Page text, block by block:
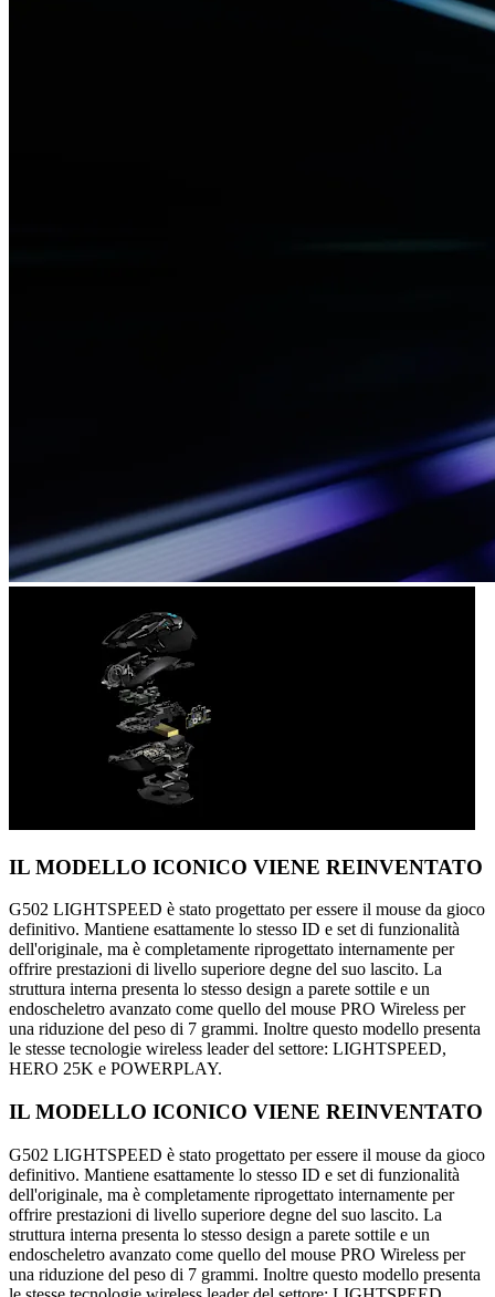
IL MODELLO ICONICO VIENE REINVENTATO
G502 LIGHTSPEED è stato progettato per essere il mouse da gioco
definitivo. Mantiene esattamente lo stesso ID e set di funzionalità
dell'originale, ma è completamente riprogettato internamente per
offrire prestazioni di livello superiore degne del suo lascito. La
struttura interna presenta lo stesso design a parete sottile e un
endoscheletro avanzato come quello del mouse PRO Wireless per
una riduzione del peso di 7 grammi. Inoltre questo modello presenta
le stesse tecnologie wireless leader del settore: LIGHTSPEED,
HERO 25K e POWERPLAY.
IL MODELLO ICONICO VIENE REINVENTATO
G502 LIGHTSPEED è stato progettato per essere il mouse da gioco
definitivo. Mantiene esattamente lo stesso ID e set di funzionalità
dell'originale, ma è completamente riprogettato internamente per
offrire prestazioni di livello superiore degne del suo lascito. La
struttura interna presenta lo stesso design a parete sottile e un
endoscheletro avanzato come quello del mouse PRO Wireless per
una riduzione del peso di 7 grammi. Inoltre questo modello presenta